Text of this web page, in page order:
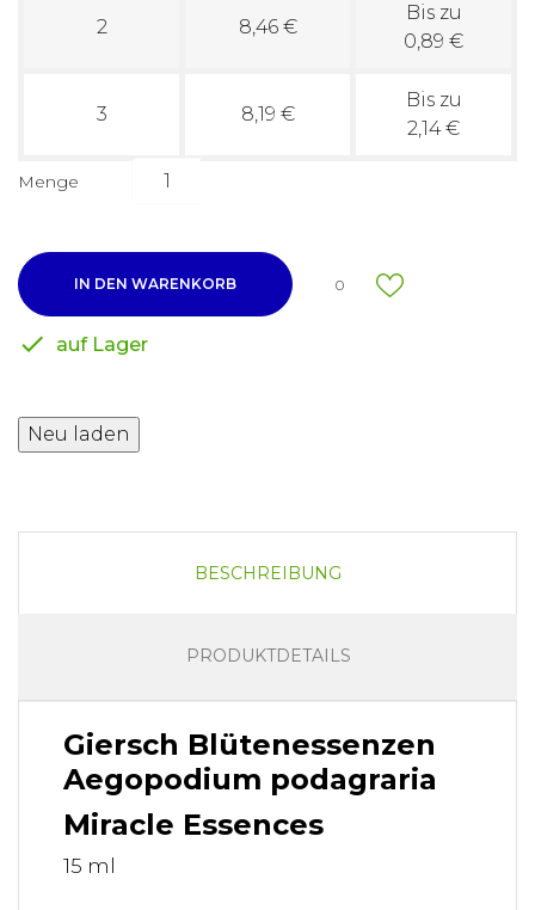
2 8,46 €
Bis zu
0,89 €
3 8,19 €
Bis zu
2,14 €
Menge
IN DEN WARENKORB 0
 auf Lager
BESCHREIBUNG
PRODUKTDETAILS
Giersch Blütenessenzen
Aegopodium podagraria
Miracle Essences
15 ml